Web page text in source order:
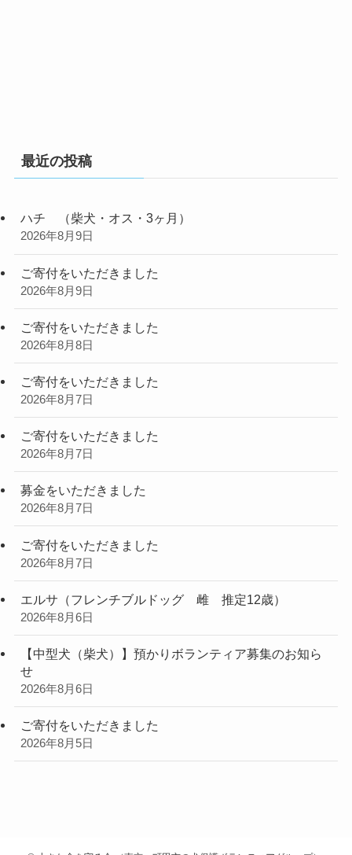
最近の投稿
ハチ （柴犬・オス・3ヶ月）
2026年8月9日
ご寄付をいただきました
2026年8月9日
ご寄付をいただきました
2026年8月8日
ご寄付をいただきました
2026年8月7日
ご寄付をいただきました
2026年8月7日
募金をいただきました
2026年8月7日
ご寄付をいただきました
2026年8月7日
エルサ（フレンチブルドッグ 雌 推定12歳）
2026年8月6日
【中型犬（柴犬）】預かりボランティア募集のお知ら
せ
2026年8月6日
ご寄付をいただきました
2026年8月5日